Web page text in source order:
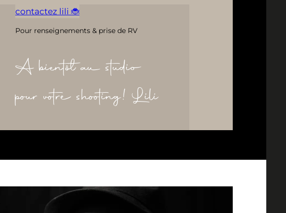
contactez lili 🐞
Pour renseignements & prise de RV
A bientôt au studio
pour votre shooting! Lili